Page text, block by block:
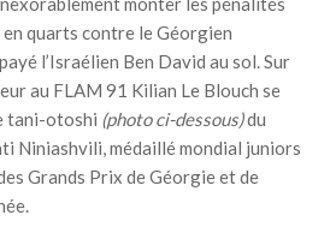
quarts contre le Géorgien
l’Israélien Ben David au sol. Sur
au FLAM 91 Kilian Le Blouch se
tani-otoshi (photo ci-dessous)du
Niniashvili, médaillé mondial juniors
Grands Prix de Géorgie et de